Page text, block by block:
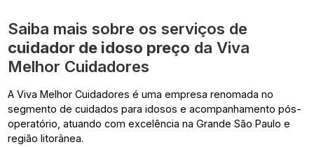
Saiba mais sobre os serviços de
cuidador de idoso preço da Viva
Melhor Cuidadores
A Viva Melhor Cuidadores é uma empresa renomada no
segmento de cuidados para idosos e acompanhamento pós-
operatório, atuando com excelência na Grande São Paulo e
região litorânea.